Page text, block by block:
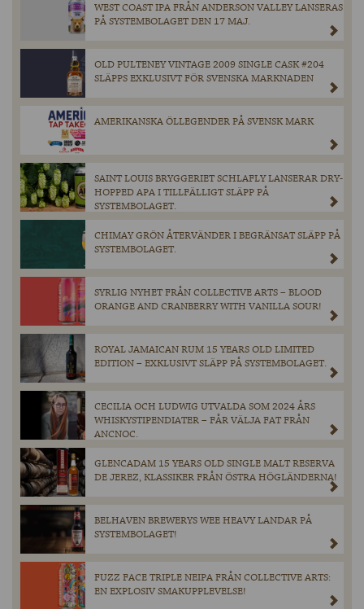
WEST COAST IPA FRÅN ANDERSON VALLEY LANSERAS
PÅ SYSTEMBOLAGET DEN 17 MAJ.
OLD PULTENEY VINTAGE 2009 SINGLE CASK #204
SLÄPPS EXKLUSIVT FÖR SVENSKA MARKNADEN
AMERIKANSKA ÖLLEGENDER PÅ SVENSK MARK
SAINT LOUIS BRYGGERIET SCHLAFLY LANSERAR DRY-
HOPPED APA I TILLFÄLLIGT SLÄPP PÅ
SYSTEMBOLAGET.
CHIMAY GRÖN ÅTERVÄNDER I BEGRÄNSAT SLÄPP PÅ
SYSTEMBOLAGET.
SYRLIG NYHET FRÅN COLLECTIVE ARTS – BLOOD
ORANGE AND CRANBERRY WITH VANILLA SOUR!
ROYAL JAMAICAN RUM 15 YEARS OLD LIMITED
EDITION – EXKLUSIVT SLÄPP PÅ SYSTEMBOLAGET.
CECILIA OCH LUDWIG UTVALDA SOM 2024 ÅRS
WHISKYSTIPENDIATER – FÅR VÄLJA FAT FRÅN
ANCNOC.
GLENCADAM 15 YEARS OLD SINGLE MALT RESERVA
DE JEREZ, KLASSIKER FRÅN ÖSTRA HÖGLÄNDERNA!
BELHAVEN BREWERYS WEE HEAVY LANDAR PÅ
SYSTEMBOLAGET!
FUZZ FACE TRIPLE NEIPA FRÅN COLLECTIVE ARTS:
EN EXPLOSIV SMAKUPPLEVELSE!